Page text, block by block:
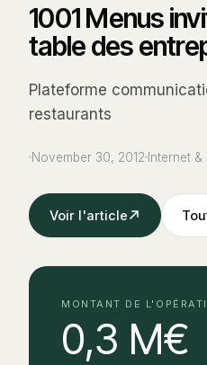
1001 Menus
table des
Plateforme
restaurants
November 30, 2012 Internet
Voir l'article
MONTANT DE
0,3 M€